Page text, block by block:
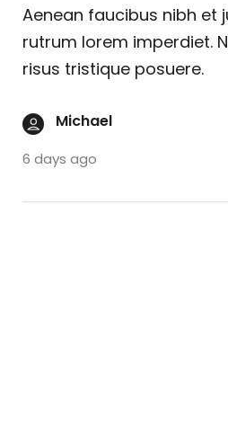
Aenean faucibus nibh et
rutrum lorem imperdiet.
risus tristique posuere.
Michael
6 days ago